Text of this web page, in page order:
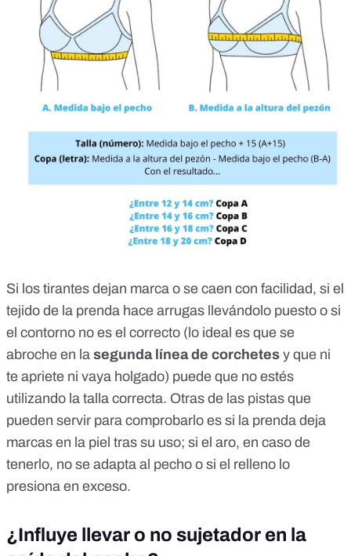
Si los tirantes dejan marca o se caen con facilidad, si el
tejido de la prenda hace arrugas llevándolo puesto o si
el contorno no es el correcto (lo ideal es que se
abroche en la segunda línea de corchetes y que ni
te apriete ni vaya holgado) puede que no estés
utilizando la talla correcta. Otras de las pistas que
pueden servir para comprobarlo es si la prenda deja
marcas en la piel tras su uso; si el aro, en caso de
tenerlo, no se adapta al pecho o si el relleno lo
presiona en exceso.
¿Influye llevar o no sujetador en la